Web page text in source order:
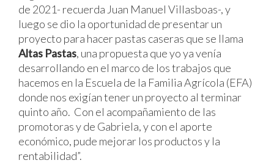
de 2021- recuerda Juan Manuel Villasboas-, y
luego se dio la oportunidad de presentar un
proyecto para hacer pastas caseras que se llama
Altas Pastas, una propuesta que yo ya venía
desarrollando en el marco de los trabajos que
hacemos en la Escuela de la Familia Agrícola (EFA)
donde nos exigían tener un proyecto al terminar
quinto año. Con el acompañamiento de las
promotoras y de Gabriela, y con el aporte
económico, pude mejorar los productos y la
rentabilidad”.